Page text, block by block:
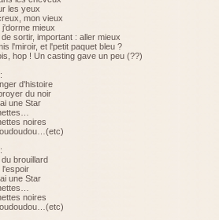
les yeux
mon vieux
mieux
sortir, important : aller mieux
l'miroir, et l'petit paquet bleu ?
hop ! Un casting gave un peu (??)
d'histoire
du noir
une Star
noires
brouillard
l'espoir
une Star
noires